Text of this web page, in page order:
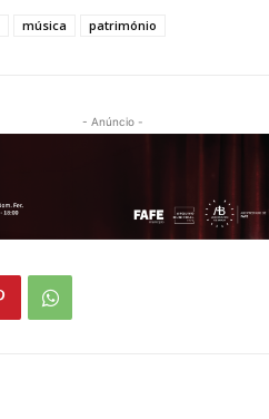
música património
- Anúncio -